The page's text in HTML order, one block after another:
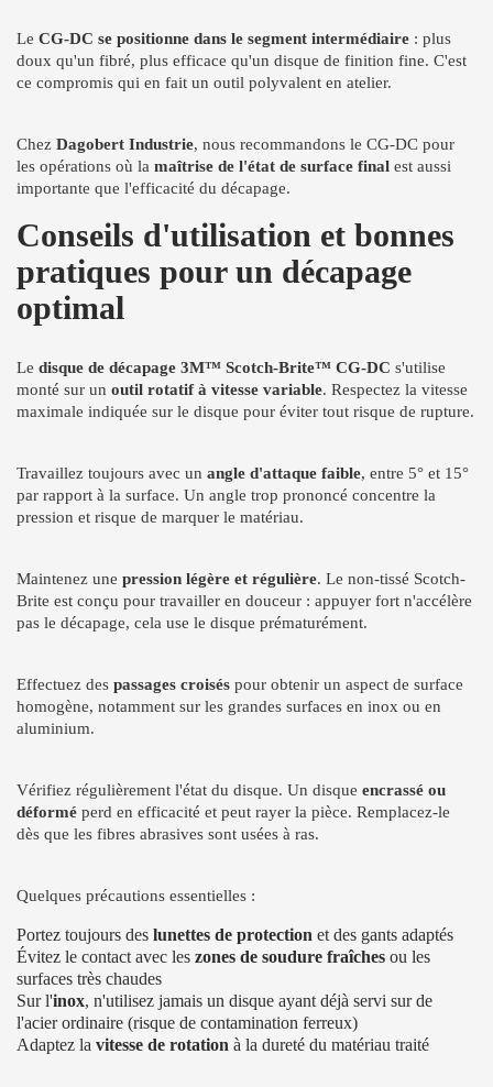
Le CG-DC se positionne dans le segment intermédiaire : plus
doux qu'un fibré, plus efficace qu'un disque de finition fine. C'est
ce compromis qui en fait un outil polyvalent en atelier.
Chez Dagobert Industrie, nous recommandons le CG-DC pour
les opérations où la maîtrise de l'état de surface final est aussi
importante que l'efficacité du décapage.
Conseils d'utilisation et bonnes
pratiques pour un décapage
optimal
Le disque de décapage 3M™ Scotch-Brite™ CG-DC s'utilise
monté sur un outil rotatif à vitesse variable. Respectez la vitesse
maximale indiquée sur le disque pour éviter tout risque de rupture.
Travaillez toujours avec un angle d'attaque faible, entre 5° et 15°
par rapport à la surface. Un angle trop prononcé concentre la
pression et risque de marquer le matériau.
Maintenez une pression légère et régulière. Le non-tissé Scotch-
Brite est conçu pour travailler en douceur : appuyer fort n'accélère
pas le décapage, cela use le disque prématurément.
Effectuez des passages croisés pour obtenir un aspect de surface
homogène, notamment sur les grandes surfaces en inox ou en
aluminium.
Vérifiez régulièrement l'état du disque. Un disque encrassé ou
déformé perd en efficacité et peut rayer la pièce. Remplacez-le
dès que les fibres abrasives sont usées à ras.
Quelques précautions essentielles :
Portez toujours des lunettes de protection et des gants adaptés
Évitez le contact avec les zones de soudure fraîches ou les
surfaces très chaudes
Sur l'inox, n'utilisez jamais un disque ayant déjà servi sur de
l'acier ordinaire (risque de contamination ferreux)
Adaptez la vitesse de rotation à la dureté du matériau traité